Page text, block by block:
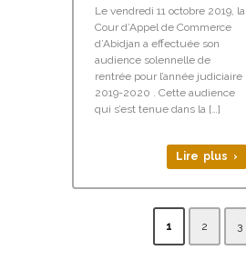
Le vendredi 11 octobre 2019, la
Cour d’Appel de Commerce
d’Abidjan a effectuée son
audience solennelle de
rentrée pour l’année judiciaire
2019-2020 . Cette audience
qui s’est tenue dans la […]
Lire plus ›
1 2 3